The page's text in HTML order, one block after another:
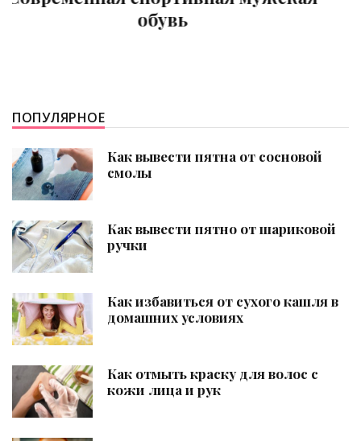
ПОПУЛЯРНОЕ
Как вывести пятна от сосновой
смолы
Как вывести пятно от шариковой
ручки
Как избавиться от сухого кашля в
домашних условиях
Как отмыть краску для волос с
кожи лица и рук